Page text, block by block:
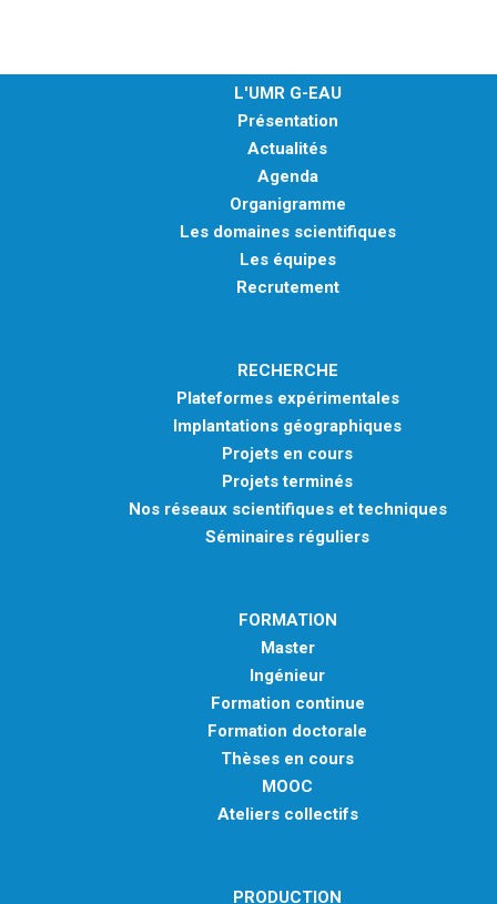
L'UMR G-EAU
Présentation
Actualités
Agenda
Organigramme
Les domaines scientifiques
Les équipes
Recrutement
RECHERCHE
Plateformes expérimentales
Implantations géographiques
Projets en cours
Projets terminés
Nos réseaux scientifiques et techniques
Séminaires réguliers
FORMATION
Master
Ingénieur
Formation continue
Formation doctorale
Thèses en cours
MOOC
Ateliers collectifs
PRODUCTION